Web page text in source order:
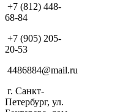
+7 (812) 448-
68-84
+7 (905) 205-
20-53
4486884@mail.ru
г. Санкт-
Петербург, ул.